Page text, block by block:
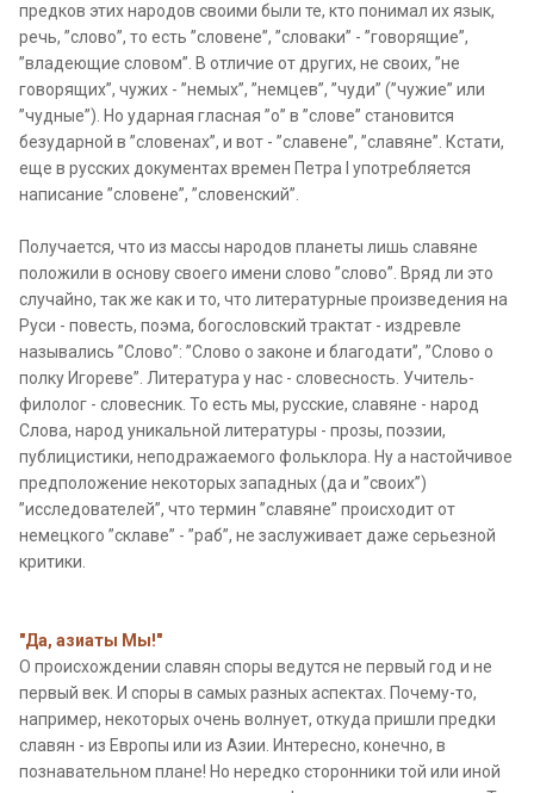
предков этих народов своими были те, кто понимал их язык,
речь, ”слово”, то есть ”словене”, ”словаки” - ”говорящие”,
”владеющие словом”. В отличие от других, не своих, ”не
говорящих”, чужих - ”немых”, ”немцев”, ”чуди” (”чужие” или
”чудные”). Но ударная гласная ”о” в ”слове” становится
безударной в ”словенах”, и вот - ”славене”, ”славяне”. Кстати,
еще в русских документах времен Петра I употребляется
написание ”словене”, ”словенский”.
Получается, что из массы народов планеты лишь славяне
положили в основу своего имени слово ”слово”. Вряд ли это
случайно, так же как и то, что литературные произведения на
Руси - повесть, поэма, богословский трактат - издревле
назывались ”Слово”: ”Слово о законе и благодати”, ”Слово о
полку Игореве”. Литература у нас - словесность. Учитель-
филолог - словесник. То есть мы, русские, славяне - народ
Слова, народ уникальной литературы - прозы, поэзии,
публицистики, неподражаемого фольклора. Ну а настойчивое
предположение некоторых западных (да и ”своих”)
”исследователей”, что термин ”славяне” происходит от
немецкого ”склаве” - ”раб”, не заслуживает даже серьезной
критики.
"Да, азиаты Мы!"
О происхождении славян споры ведутся не первый год и не
первый век. И споры в самых разных аспектах. Почему-то,
например, некоторых очень волнует, откуда пришли предки
славян - из Европы или из Азии. Интересно, конечно, в
познавательном плане! Но нередко сторонники той или иной